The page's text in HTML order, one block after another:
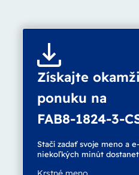
Získajte
ponuku na
FAB8-1824-3-
Stačí zadať svoje meno a
niekoľkých minút